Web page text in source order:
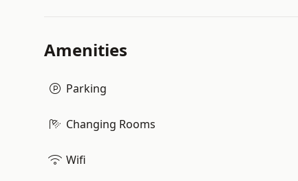
Amenities
Parking
Changing Rooms
Wifi